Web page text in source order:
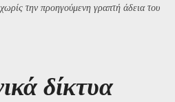
την προηγούμενη γραπτή άδεια του
δίκτυα